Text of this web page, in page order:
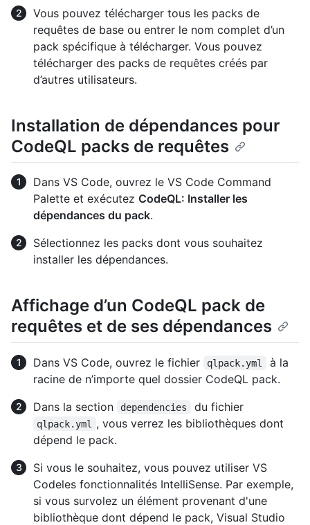
Vous pouvez télécharger tous les packs de
requêtes de base ou entrer le nom complet d’un
pack spécifique à télécharger. Vous pouvez
télécharger des packs de requêtes créés par
d’autres utilisateurs.
Installation de dépendances pour
CodeQL packs de requêtes
Dans VS Code, ouvrez le VS Code Command
Palette et exécutez CodeQL: Installer les
dépendances du pack.
Sélectionnez les packs dont vous souhaitez
installer les dépendances.
Affichage d’un CodeQL pack de
requêtes et de ses dépendances
Dans VS Code, ouvrez le fichier qlpack.yml
à la
racine de n’importe quel dossier CodeQL pack.
Dans la section
dependencies du fichier
qlpack.yml
, vous verrez les bibliothèques dont
dépend le pack.
Si vous le souhaitez, vous pouvez utiliser VS
Codeles fonctionnalités IntelliSense. Par exemple,
si vous survolez un élément provenant d'une
bibliothèque dont dépend le pack, Visual Studio